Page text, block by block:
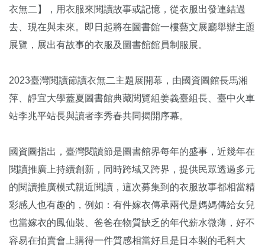
衣無二】，用衣服來閱讀故事或記憶，從衣服出發連結過
去、現在與未來。即日起將在圖書館一樓藝文展廳舉辦主題
展覽，展出有故事的衣服及圖書館館員制服展。
2023臺灣閱讀節讀衣無二主題展開幕，由國資圖館長馬湘
萍、靜宜大學蓋夏圖書館典藏閱覽組姜義臺組長、臺中火車
站李兆平站長與讀者李秀春共同揭開序幕。
國資圖指出，臺灣閱讀節是圖書館界每年的盛事，近幾年在
閱讀推廣上持續創新，同時跨域又跨界，提供民眾透過多元
的閱讀推廣模式親近閱讀，這次募集到的衣服故事都相當精
彩感人也有趣的，例如：有件嫁衣傳承兩代是媽媽傳給女兒
也當嫁衣的鳳仙裝、爸爸在物質缺乏的年代薪水微薄，好不
容易在拍賣會上購得一件質感相當好且是日本製的毛料大